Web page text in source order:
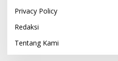
Privacy Policy
Redaksi
Tentang Kami